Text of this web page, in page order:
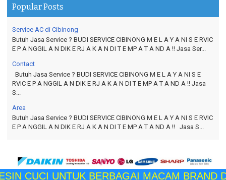
Popular Posts
Service AC di Cibinong
Butuh Jasa Service ? BUDI SERVICE CIBINONG M E L A Y A NI S E RVIC
E P A NGGIL A N DIK E RJ A K A N DI T E MP A T A ND A !! Jasa Ser...
Contact
Butuh Jasa Service ? BUDI SERVICE CIBINONG M E L A Y A NI S E
RVIC E P A NGGIL A N DIK E RJ A K A N DI T E MP A T A ND A !! Jasa
S...
Area
Butuh Jasa Service ? BUDI SERVICE CIBINONG M E L A Y A NI S E RVIC
E P A NGGIL A N DIK E RJ A K A N DI T E MP A T A ND A !! Jasa S...
CUCI UNTUK BERBAGAI MACAM BRAND